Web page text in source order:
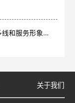
有了座机为什么还要办400电话？一号多线和服务形象是核心
关于我们